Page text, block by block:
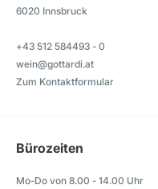
6020 Innsbruck
+43 512 584493 - 0
wein@gottardi.at
Zum Kontaktformular
Bürozeiten
Mo-Do von 8.00 - 14.00 Uhr